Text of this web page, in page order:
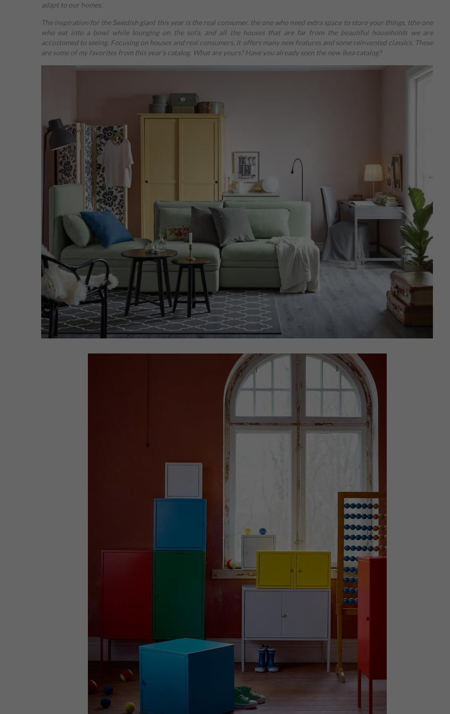
adapt to our homes.
The inspiration for the Swedish giant this year is the real consumer, the one who need extra space to store your things, tthe one
who eat into a bowl while lounging on the sofa, and all the houses that are far from the beautiful households we are
accustomed to seeing. Focusing on houses and real consumers, it offers many new features and some reinvented classics. These
are some of my favorites from this year’s catalog. What are yours? Have you already seen the new Ikea catalog?